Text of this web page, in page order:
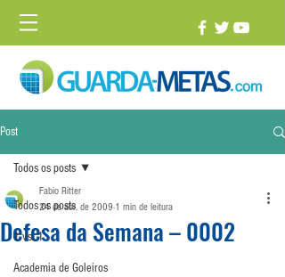
Post
Todos os posts
1 vs. 1
Academia de Goleiros
Todos os posts
Defesa da Semana – 0002
Fabio Ritter
24 de abr. de 2009 1 min de leitura